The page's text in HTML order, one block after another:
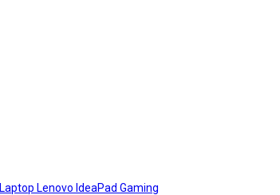
Laptop Lenovo IdeaPad Gaming